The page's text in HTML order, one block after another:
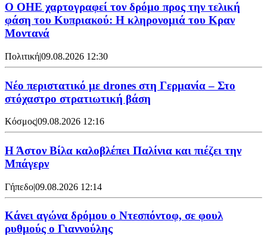
Ο ΟΗΕ χαρτογραφεί τον δρόμο προς την τελική
φάση του Κυπριακού: Η κληρονομιά του Κραν
Μοντανά
Πολιτική|09.08.2026 12:30
Νέο περιστατικό με drones στη Γερμανία – Στο
στόχαστρο στρατιωτική βάση
Κόσμος|09.08.2026 12:16
Η Άστον Βίλα καλοβλέπει Παλίνια και πιέζει την
Μπάγερν
Γήπεδο|09.08.2026 12:14
Kάνει αγώνα δρόμου ο Ντεσπόντοφ, σε φουλ
ρυθμούς ο Γιαννούλης